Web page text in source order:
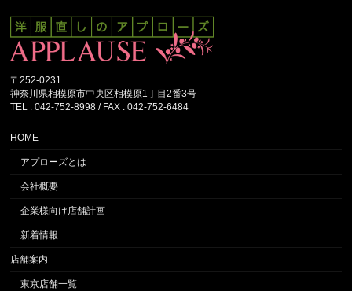
〒252-0231
神奈川県相模原市中央区相模原1丁目2番3号
TEL : 042-752-8998 / FAX : 042-752-6484
HOME
アプローズとは
会社概要
企業様向け店舗計画
新着情報
店舗案内
東京店舗一覧